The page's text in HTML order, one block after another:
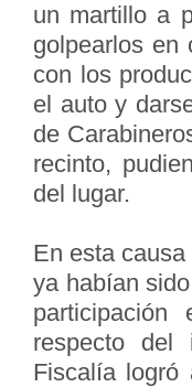
un martillo a
golpearlos en
con los
el auto y
de
recinto,
del lugar.
En esta
ya habían
respecto del
Fiscalía logró